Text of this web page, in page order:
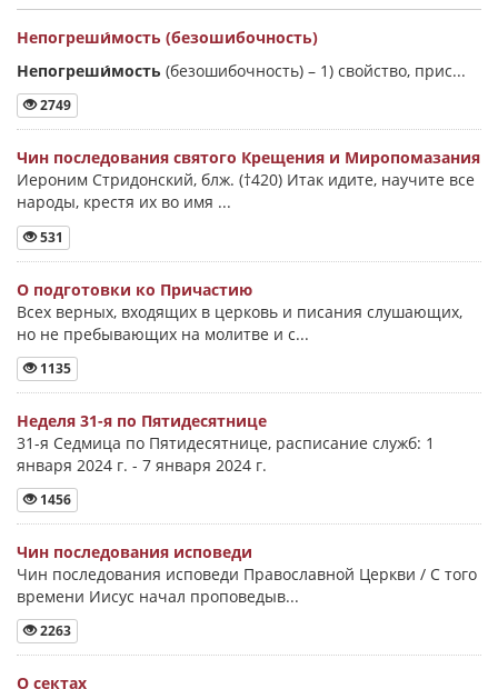
Непогреши́мость (безошибочность)
Непогреши́мость (безошибочность) – 1) свойство, прис...
2749
Чин последования святого Крещения и Миропомазания
Иероним Стридонский, блж. (†420) Итак идите, научите все
народы, крестя их во имя ...
531
О подготовки ко Причастию
Всех верных, входящих в церковь и писания слушающих,
но не пребывающих на молитве и с...
1135
Неделя 31-я по Пятидесятнице
31-я Седмица по Пятидесятнице, расписание служб: 1
января 2024 г. - 7 января 2024 г.
1456
Чин последования исповеди
Чин последования исповеди Православной Церкви / С того
времени Иисус начал проповедыв...
2263
О сектах